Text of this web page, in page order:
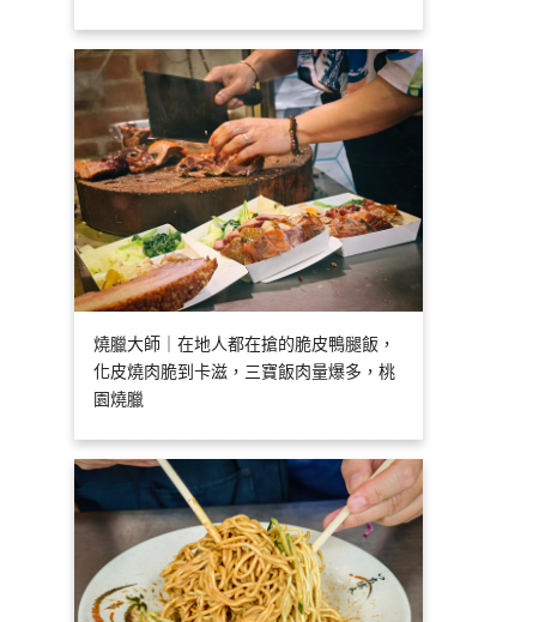
燒臘大師｜在地人都在搶的脆皮鴨腿飯，
化皮燒肉脆到卡滋，三寶飯肉量爆多，桃
園燒臘